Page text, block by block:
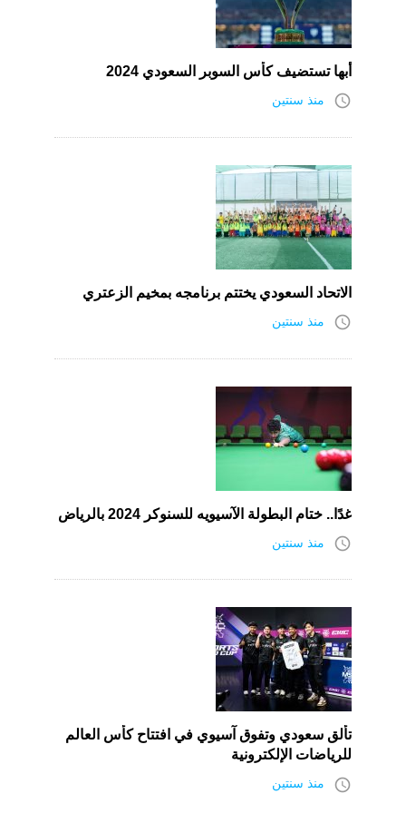
أبها تستضيف كأس السوبر السعودي 2024
access_time منذ سنتين
الاتحاد السعودي يختتم برنامجه بمخيم الزعتري
access_time منذ سنتين
غدًا.. ختام البطولة الآسيويه للسنوكر 2024 بالرياض
access_time منذ سنتين
تألق سعودي وتفوق آسيوي في افتتاح كأس العالم
للرياضات الإلكترونية
access_time منذ سنتين